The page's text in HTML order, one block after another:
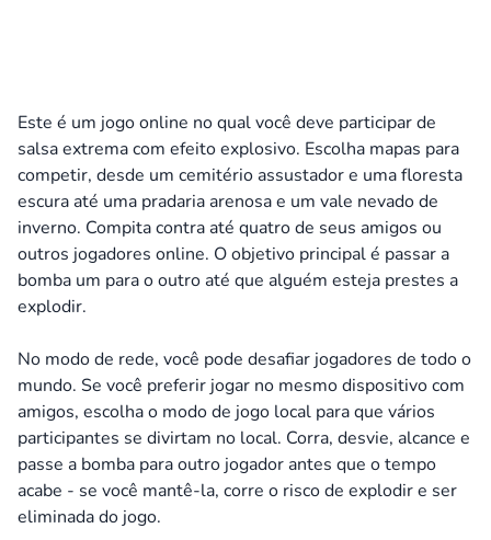
Este é um jogo online no qual você deve participar de
salsa extrema com efeito explosivo. Escolha mapas para
competir, desde um cemitério assustador e uma floresta
escura até uma pradaria arenosa e um vale nevado de
inverno. Compita contra até quatro de seus amigos ou
outros jogadores online. O objetivo principal é passar a
bomba um para o outro até que alguém esteja prestes a
explodir.
No modo de rede, você pode desafiar jogadores de todo o
mundo. Se você preferir jogar no mesmo dispositivo com
amigos, escolha o modo de jogo local para que vários
participantes se divirtam no local. Corra, desvie, alcance e
passe a bomba para outro jogador antes que o tempo
acabe - se você mantê-la, corre o risco de explodir e ser
eliminada do jogo.